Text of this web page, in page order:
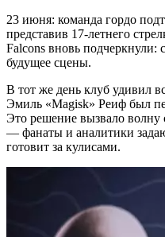
23 июня: команда гордо
представив 17-летнего
Falcons вновь подчеркнули:
будущее сцены.
В тот же день клуб удивил
Эмиль «Magisk» Реиф был
Это решение вызвало волну
— фанаты и аналитики
готовит за кулисами.